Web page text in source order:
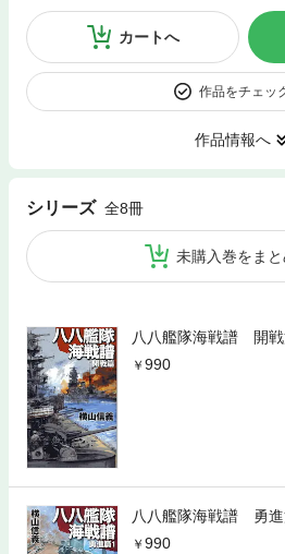
カートへ
作品をチェッ
作品情報へ
シリーズ 全8冊
未購入巻をまと
八八艦隊海戦譜 開
990
八八艦隊海戦譜 勇進
990